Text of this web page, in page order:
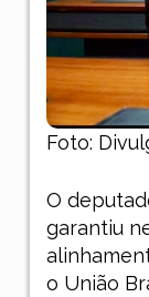
Foto:
O
garantiu
o União